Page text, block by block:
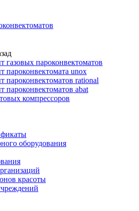
газовых пароконвектоматов
пароконвектомата unox
пароконвектоматов rational
пароконвектоматов abat
компрессоров
оборудования
красоты